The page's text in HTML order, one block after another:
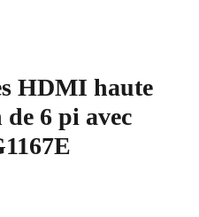
HDMI haute
de 6 pi avec